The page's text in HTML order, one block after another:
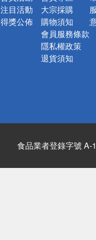
注目活動
得獎公佈
大宗採購
購物須知
會員服務條款
隱私權政策
退貨須知
食品業者登錄字號 A-